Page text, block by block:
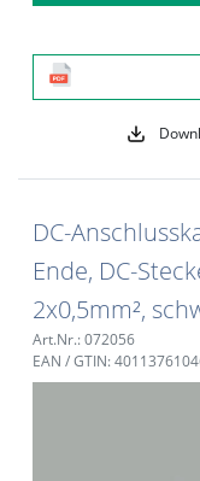
DC-
Ende, DC-
2x0,5mm²,
Art.Nr.: 072056
EAN / GTIN: